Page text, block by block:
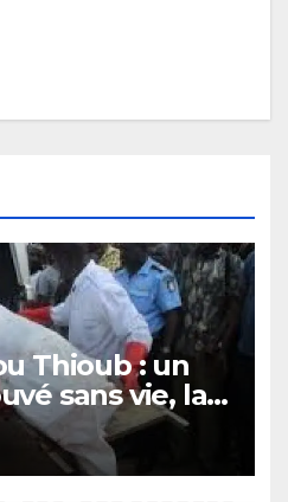
Thioub : un
sans vie, la
de sang